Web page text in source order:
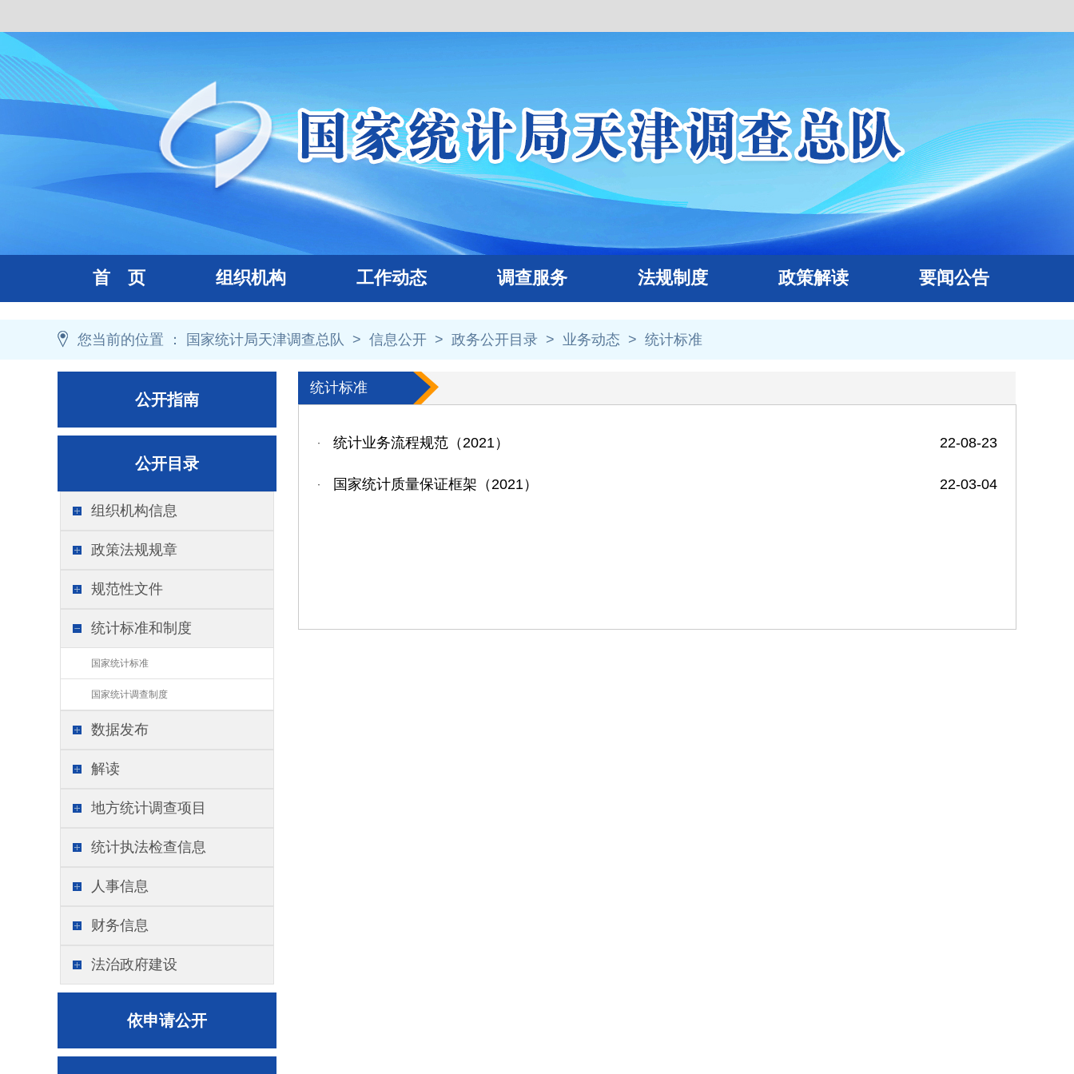
首 页 组织机构 工作动态 调查服务 法规制度 政策解读 要闻公告
您当前的位置 ： 国家统计局天津调查总队 > 信息公开 > 政务公开目录 > 业务动态 > 统计标准
公开指南
公开目录
组织机构信息
政策法规规章
规范性文件
统计标准和制度
国家统计标准
国家统计调查制度
数据发布
解读
地方统计调查项目
统计执法检查信息
人事信息
财务信息
法治政府建设
依申请公开
统计标准
· 统计业务流程规范（2021） 22-08-23
· 国家统计质量保证框架（2021） 22-03-04